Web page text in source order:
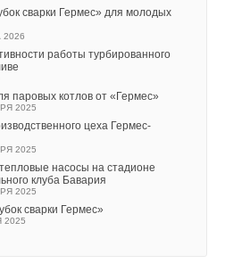
сварки Гермес» для молодых
работы турбированного
паровых котлов от «Гермес»
2025
цеха Гермес-
2025
насосы на стадионе
клуба Бавария
2025
сварки Гермес»